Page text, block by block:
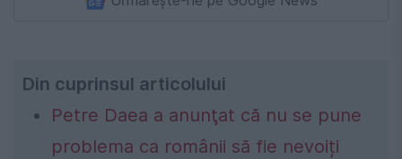
Din cuprinsul articolului
Petre Daea a anunţat că nu se pune
problema ca românii să fie nevoiți